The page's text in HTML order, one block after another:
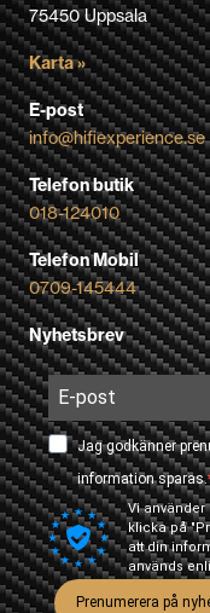
75450 Uppsala
Karta »
E-post
info@hifiexperience.se
Telefon butik
018-124010
Telefon Mobil
0709-145444
Nyhetsbrev
Jag godkänner
information sparas.
Vi använder
klicka på
att din
används
Prenumerera på